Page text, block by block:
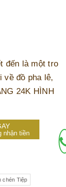
đến là một tro
về đồ pha lê,
24K HÌNH
nhận tiền
chén Tiệp